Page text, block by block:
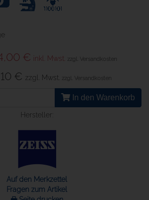
€ inkl. Mwst. zzgl. Versandkosten
€ zzgl. Mwst. zzgl. Versandkosten
In den Warenkorb
Hersteller:
Auf den Merkzettel
Fragen zum Artikel